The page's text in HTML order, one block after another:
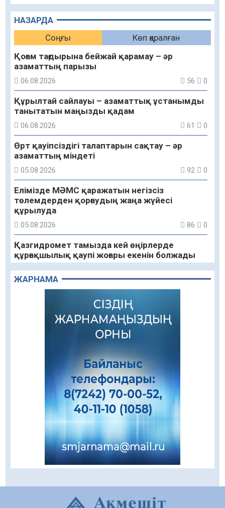
НАЗАРДА
Соңғы
Көп қаралған
Қоғам тағдырына бейжай қарамау – әр
азаматтың парызы
06.08.2026 56 0
Құрылтай сайлауы – азаматтық ұстанымды
танытатын маңызды қадам
06.08.2026 61 0
Өрт қауіпсіздігі талаптарын сақтау – әр
азаматтың міндеті
05.08.2026 92 0
Елімізде МӘМС қаражатын негізсіз
төлемдерден қорғаудың жаңа жүйесі
құрылуда
05.08.2026 86 0
Қазгидромет тамызда кей өңірлерде
құрғақшылық қаупі жоғары екенін болжады
05.08.2026 77 0
Алғашқы цифрлық жасанды интеллект
құралдарының таныстырылымы өтті
05.08.2026
«Қайрат» Чемпиондар лигасының іріктеуінде
«Левскиге» есе жіберді
«Ұлттық нақыш – заманауи панно» атты
шеберлік сағаты өтті
05.08.2026
Цифрландыру саласын дамыту аясында
салынатын жаңа орталықтың жобасы
талқыланды
05.08.2026
алу жөніндегі комитеттің Қызылорда
облысы бойынша департаментінің басшысы
ЖАРНАМА